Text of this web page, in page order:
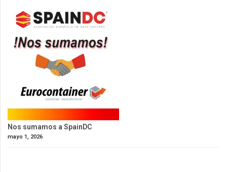
Nos sumamos a SpainDC
mayo 1, 2026